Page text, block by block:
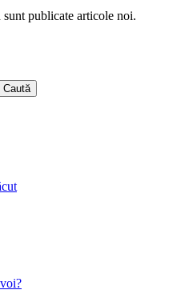
publicate articole noi.
Caută